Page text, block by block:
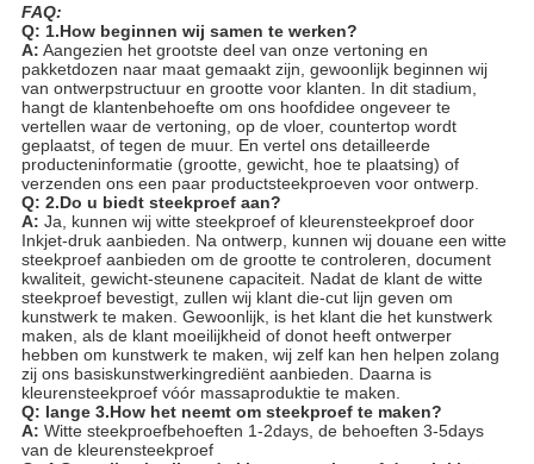
FAQ:
Q: 1.How beginnen wij samen te werken?
A: Aangezien het grootste deel van onze vertoning en
pakketdozen naar maat gemaakt zijn, gewoonlijk beginnen wij
van ontwerpstructuur en grootte voor klanten. In dit stadium,
hangt de klantenbehoefte om ons hoofdidee ongeveer te
vertellen waar de vertoning, op de vloer, countertop wordt
geplaatst, of tegen de muur. En vertel ons detailleerde
producteninformatie (grootte, gewicht, hoe te plaatsing) of
verzenden ons een paar productsteekproeven voor ontwerp.
Q: 2.Do u biedt steekproef aan?
A: Ja, kunnen wij witte steekproef of kleurensteekproef door
Inkjet-druk aanbieden. Na ontwerp, kunnen wij douane een witte
steekproef aanbieden om de grootte te controleren, document
kwaliteit, gewicht-steunene capaciteit. Nadat de klant de witte
steekproef bevestigt, zullen wij klant die-cut lijn geven om
kunstwerk te maken. Gewoonlijk, is het klant die het kunstwerk
maken, als de klant moeilijkheid of donot heeft ontwerper
hebben om kunstwerk te maken, wij zelf kan hen helpen zolang
zij ons basiskunstwerkingrediënt aanbieden. Daarna is
kleurensteekproef vóór massaproduktie te maken.
Q: lange 3.How het neemt om steekproef te maken?
A: Witte steekproefbehoeften 1-2days, de behoeften 3-5days
van de kleurensteekproef